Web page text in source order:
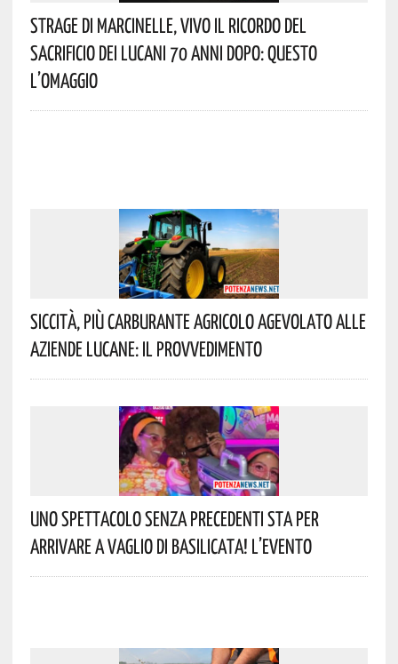
Strage Di Marcinelle, Vivo Il Ricordo Del
Sacrificio Dei Lucani 70 Anni Dopo: Questo
L’omaggio
Siccità, Più Carburante Agricolo Agevolato Alle
Aziende Lucane: Il Provvedimento
Uno Spettacolo Senza Precedenti Sta Per
Arrivare A Vaglio Di Basilicata! L’evento